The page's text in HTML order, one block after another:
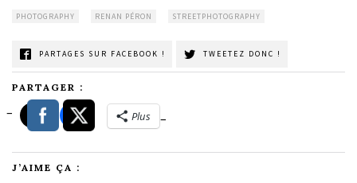
PHOTOGRAPHY RENAN PÉRON STREETPHOTOGRAPHY
PARTAGES SUR FACEBOOK ! TWEETEZ DONC !
PARTAGER :
Plus
J’AIME ÇA :